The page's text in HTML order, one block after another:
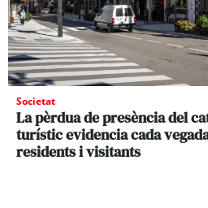
Societat
La pèrdua de presència del
turístic evidencia cada
residents i visitants